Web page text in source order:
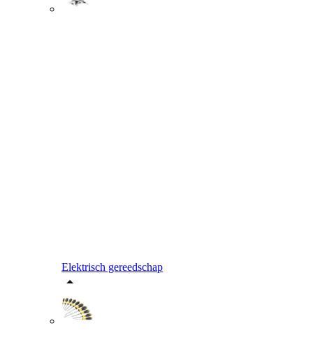
Elektrisch gereedschap